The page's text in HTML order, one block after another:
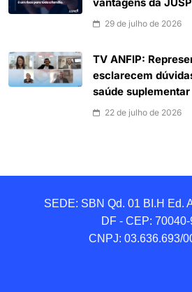
vantagens da
29 de julho de 2026
TV ANFIP:
esclarecem
saúde suplementar
22 de julho de 2026
SEDE: SBN Qd. 01 BI.H Ed.
DF - CEP: 70040-
CNPJ: 03.636.693/